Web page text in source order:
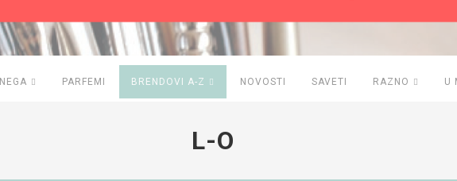
NEGA PARFEMI BRENDOVI A-Z NOVOSTI SAVETI RAZNO U
L-O